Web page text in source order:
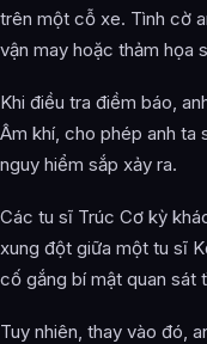
trên một cỗ xe. Tình cờ
vận may hoặc thảm họa
Khi điều tra điềm báo,
Âm khí, cho phép anh ta
nguy hiểm sắp xảy ra.
Các tu sĩ Trúc Cơ kỳ
xung đột giữa một tu sĩ
cố gắng bí mật quan sát
Tuy nhiên, thay vào đó,